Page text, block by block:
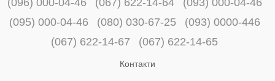
(096) 000-04-46 (067) 622-14-64
(093) 000-04-46
(095) 000-04-46
(080) 030-67-25
(093) 0000-446
(067) 622-14-67
(067) 622-14-65
Контакти